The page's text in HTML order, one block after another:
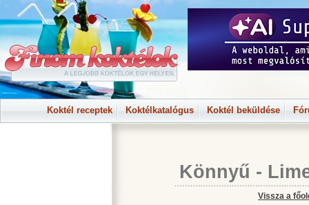
Koktél receptek Koktélkatalógus Koktél beküldése
Könnyű -
Vissza a